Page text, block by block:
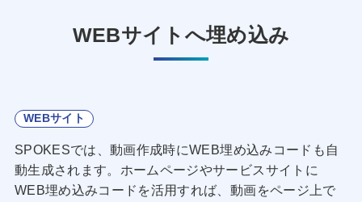
WEBサイトへ埋め込み
WEBサイト
SPOKESでは、動画作成時にWEB埋め込みコードも自
動生成されます。ホームページやサービスサイトに
WEB埋め込みコードを活用すれば、動画をページ上で